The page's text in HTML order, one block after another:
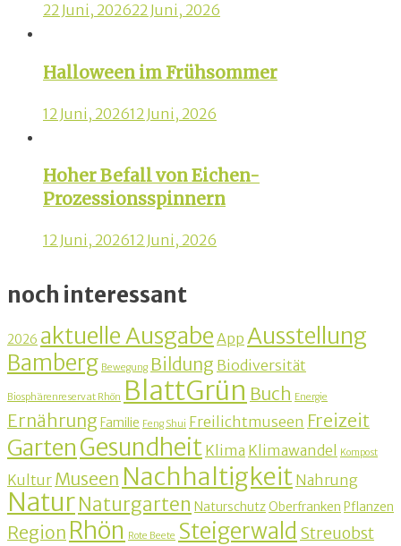
22 Juni, 202622 Juni, 2026
Halloween im Frühsommer
12 Juni, 202612 Juni, 2026
Hoher Befall von Eichen-
Prozessionsspinnern
12 Juni, 202612 Juni, 2026
noch interessant
2026 aktuelle Ausgabe App Ausstellung
Bamberg Bewegung Bildung Biodiversität
Biosphärenreservat Rhön BlattGrün Buch Energie
Ernährung Familie Feng Shui Freilichtmuseen Freizeit
GartenGesundheit Klima Klimawandel Kompost
Kultur Museen Nachhaltigkeit Nahrung
NaturNaturgarten NaturschutzOberfranken Pflanzen
Region Rhön Rote Beete Steigerwald Streuobst